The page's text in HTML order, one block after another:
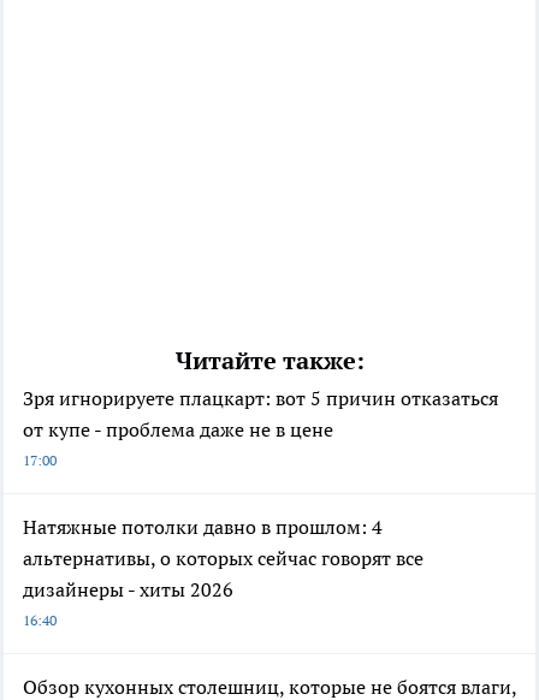
Читайте также:
Зря игнорируете плацкарт: вот 5 причин отказаться
от купе - проблема даже не в цене
17:00
Натяжные потолки давно в прошлом: 4
альтернативы, о которых сейчас говорят все
дизайнеры - хиты 2026
16:40
Обзор кухонных столешниц, которые не боятся влаги,